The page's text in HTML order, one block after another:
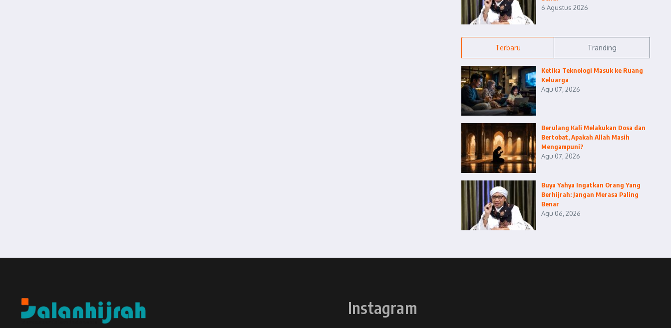
6 Agustus 2026
Terbaru Tranding
Ketika Teknologi Masuk ke Ruang
Keluarga
Agu 07, 2026
Berulang Kali Melakukan Dosa dan
Bertobat, Apakah Allah Masih
Mengampuni?
Agu 07, 2026
Buya Yahya Ingatkan Orang Yang
Berhijrah: Jangan Merasa Paling
Benar
Agu 06, 2026
Instagram